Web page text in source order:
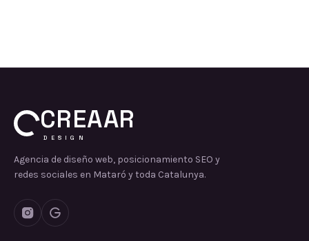
CREAAR
DESIGN
Agencia de diseño web, posicionamiento SEO y
redes sociales en Mataró y toda Catalunya.